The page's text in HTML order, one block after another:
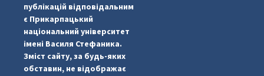
публікацій відповідальним
є Прикарпацький
національний університет
імені Василя Стефаника.
Зміст сайту, за будь-яких
обставин, не відображає